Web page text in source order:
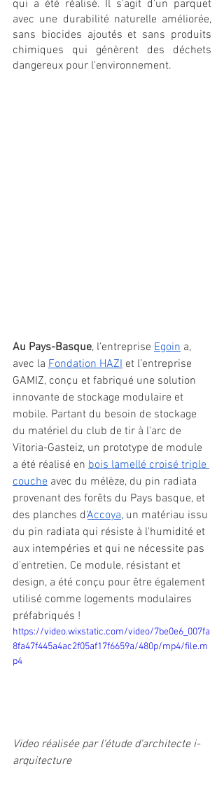
qui a été réalisé. Il s’agit d’un parquet
avec une durabilité naturelle améliorée,
sans biocides ajoutés et sans produits
chimiques qui génèrent des déchets
dangereux pour l'environnement.
Au Pays-Basque, l’entreprise Egoin a,
avec la Fondation HAZI et l’entreprise
GAMIZ, conçu et fabriqué une solution
innovante de stockage modulaire et
mobile. Partant du besoin de stockage
du matériel du club de tir à l'arc de
Vitoria-Gasteiz, un prototype de module
a été réalisé en bois lamellé croisé triple
couche avec du mélèze, du pin radiata
provenant des forêts du Pays basque, et
des planches d'Accoya, un matériau issu
du pin radiata qui résiste à l'humidité et
aux intempéries et qui ne nécessite pas
d'entretien. Ce module, résistant et
design, a été conçu pour être également
utilisé comme logements modulaires
préfabriqués !
https://video.wixstatic.com/video/7be0e6_007fa
8fa47f445a4ac2f05af17f6659a/480p/mp4/file.m
p4
Video réalisée par l'étude d'architecte i-
arquitecture